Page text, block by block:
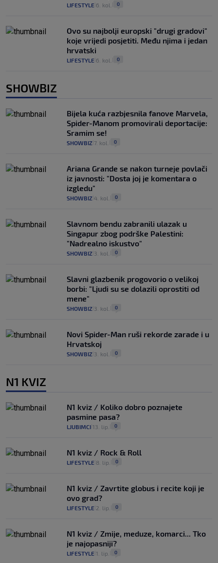
LIFESTYLE 6. kol. 0
Ovo su najbolji europski "drugi gradovi"
koje vrijedi posjetiti. Među njima i jedan
hrvatski
LIFESTYLE 6. kol. 0
SHOWBIZ
Bijela kuća razbjesnila fanove Marvela,
Spider-Manom promovirali deportacije:
Sramim se!
SHOWBIZ 7. kol. 0
Ariana Grande se nakon turneje povlači
iz javnosti: "Dosta joj je komentara o
izgledu"
SHOWBIZ 4. kol. 0
Slavnom bendu zabranili ulazak u
Singapur zbog podrške Palestini:
"Nadrealno iskustvo"
SHOWBIZ 3. kol. 0
Slavni glazbenik progovorio o velikoj
borbi: "Ljudi su se dolazili oprostiti od
mene"
SHOWBIZ 3. kol. 0
Novi Spider-Man ruši rekorde zarade i u
Hrvatskoj
SHOWBIZ 3. kol. 0
N1 KVIZ
N1 kviz / Koliko dobro poznajete
pasmine pasa?
LJUBIMCI 13. lip. 0
N1 kviz / Rock & Roll
LIFESTYLE 8. lip. 0
N1 kviz / Zavrtite globus i recite koji je
ovo grad?
LIFESTYLE 2. lip. 0
N1 kviz / Zmije, meduze, komarci... Tko
je najopasniji?
LIFESTYLE 1. lip. 0